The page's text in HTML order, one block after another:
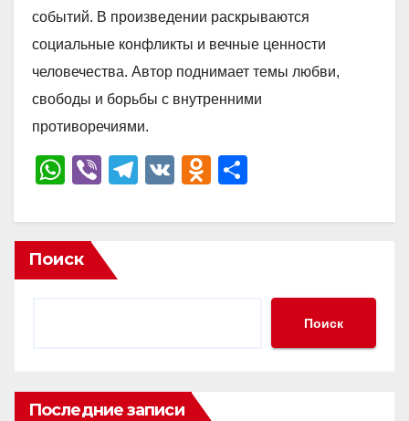
событий. В произведении раскрываются
социальные конфликты и вечные ценности
человечества. Автор поднимает темы любви,
свободы и борьбы с внутренними
противоречиями.
W
at
s
A
Vi
er
T
e
V
O
n
р
ть
Поиск
Поиск
Последние записи